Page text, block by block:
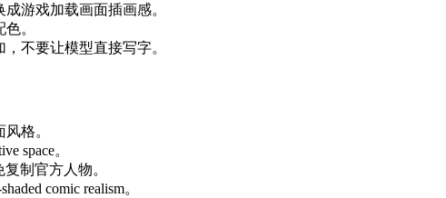
游戏加载画面插画感。
。
不要让模型直接写字。
格。
space。
复制官方人物。
comic realism。